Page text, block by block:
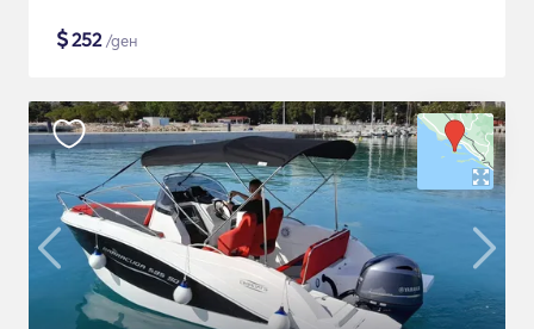
$252/ден